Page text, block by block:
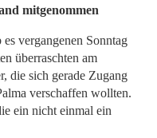
mitgenommen
vergangenen Sonntag
überraschten am
die sich gerade Zugang
verschaffen wollten.
ein nicht einmal ein